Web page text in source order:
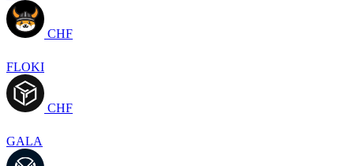
CHF
FLOKI
CHF
GALA